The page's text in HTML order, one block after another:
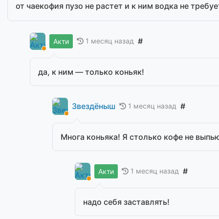
от чаекофия пузо не растет и к ним водка не
Акти 1 месяц назад #
да, к ним — только коньяк!
Звездёныш 1 месяц назад #
Многа коньяка! Я столько кофе не
Акти 1 месяц назад #
надо себя заставлять!